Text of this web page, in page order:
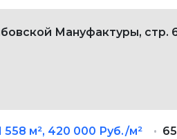
Мануфактуры, стр.
558 м², 420 000 Руб./м²